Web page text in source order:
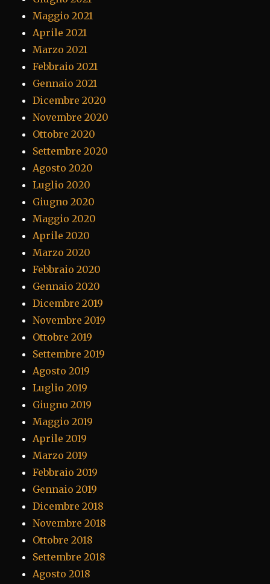
Maggio 2021
Aprile 2021
Marzo 2021
Febbraio 2021
Gennaio 2021
Dicembre 2020
Novembre 2020
Ottobre 2020
Settembre 2020
Agosto 2020
Luglio 2020
Giugno 2020
Maggio 2020
Aprile 2020
Marzo 2020
Febbraio 2020
Gennaio 2020
Dicembre 2019
Novembre 2019
Ottobre 2019
Settembre 2019
Agosto 2019
Luglio 2019
Giugno 2019
Maggio 2019
Aprile 2019
Marzo 2019
Febbraio 2019
Gennaio 2019
Dicembre 2018
Novembre 2018
Ottobre 2018
Settembre 2018
Agosto 2018